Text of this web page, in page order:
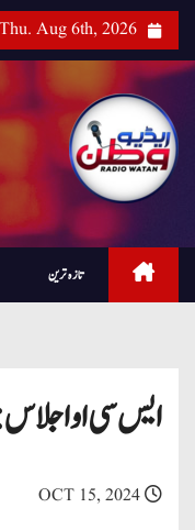
i
Thu. Aug 6th, 2026
تازہ ترین
ایس سی او